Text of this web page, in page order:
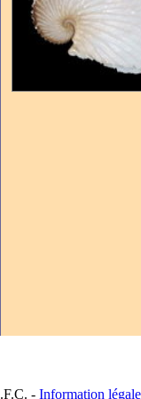
- Information légale